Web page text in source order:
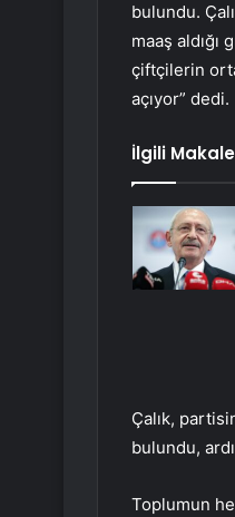
bulundu.
maaş
çiftçilerin
açıyor” dedi.
İlgili
Çalık,
bulundu,
Toplumun